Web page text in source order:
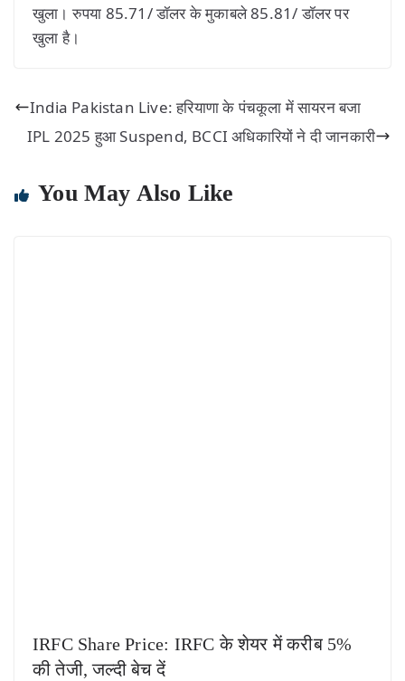
खुला। रुपया 85.71/ डॉलर के मुकाबले 85.81/ डॉलर पर
खुला है।
India Pakistan Live: हरियाणा के पंचकूला में सायरन बजा
IPL 2025 हुआ Suspend, BCCI अधिकारियों ने दी जानकारी
You May Also Like
IRFC Share Price: IRFC के शेयर में करीब 5%
की तेजी, जल्दी बेच दें